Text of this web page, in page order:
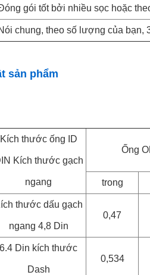
gói tốt bởi nhiều sọc hoặc
chung, theo số lượng của bạn,
sản phẩm
Kích thước ống ID
Kích thước gạch
ngang
Ống
trong
thước dấu gạch
ngang 4,8 Din
0,47
6.4 Din kích thước
Dash
0,534